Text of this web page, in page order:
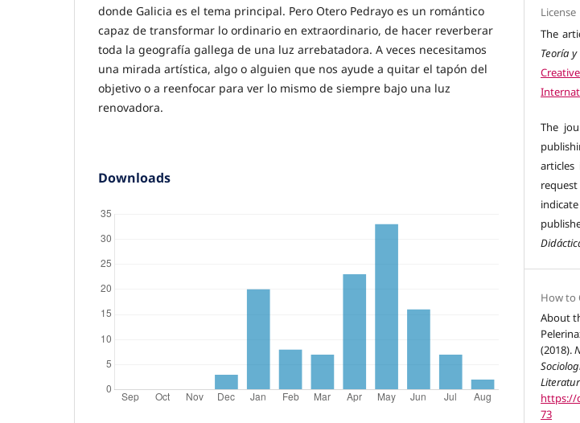
donde Galicia es el tema principal. Pero Otero Pedrayo es un romántico
capaz de transformar lo ordinario en extraordinario, de hacer reverberar
toda la geografía gallega de una luz arrebatadora. A veces necesitamos
una mirada artística, algo o alguien que nos ayude a quitar el tapón del
objetivo o a reenfocar para ver lo mismo de siempre bajo una luz
renovadora.
Downloads
License
The
Teoría
The
How to
About
(2018).
https://
73